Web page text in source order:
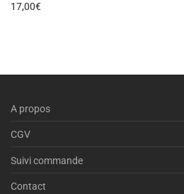
17,00€
A propos
CGV
Suivi commande
Contact